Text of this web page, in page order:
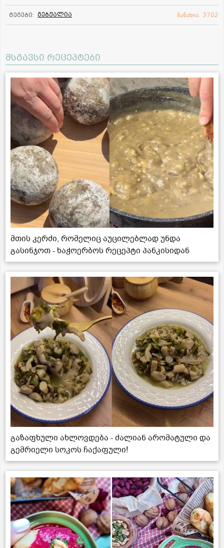
ტეგები: გებჟალია ნანახია: 3702
მსგავსი რეცეპტები
მთის კერძი, რომელიც აუცილებლად უნდა
გასინჯოთ - ხაჭოერბოს რეცეპტი პანკისიდან
გაზაფხული ახლოვდება - ძალიან არომატული და
გემრიელი სოკოს ჩაქაფული!